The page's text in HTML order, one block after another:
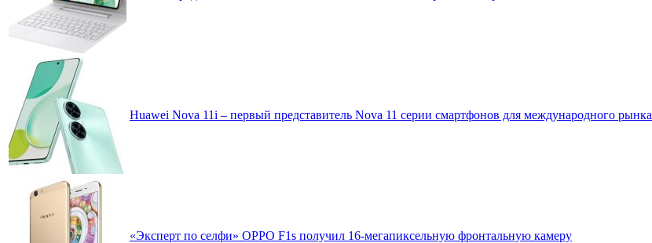
Huawei Nova 11i – первый представитель Nova 11 серии смартфонов для международного рынка
«Эксперт по селфи» OPPO F1s получил 16-мегапиксельную фронтальную камеру